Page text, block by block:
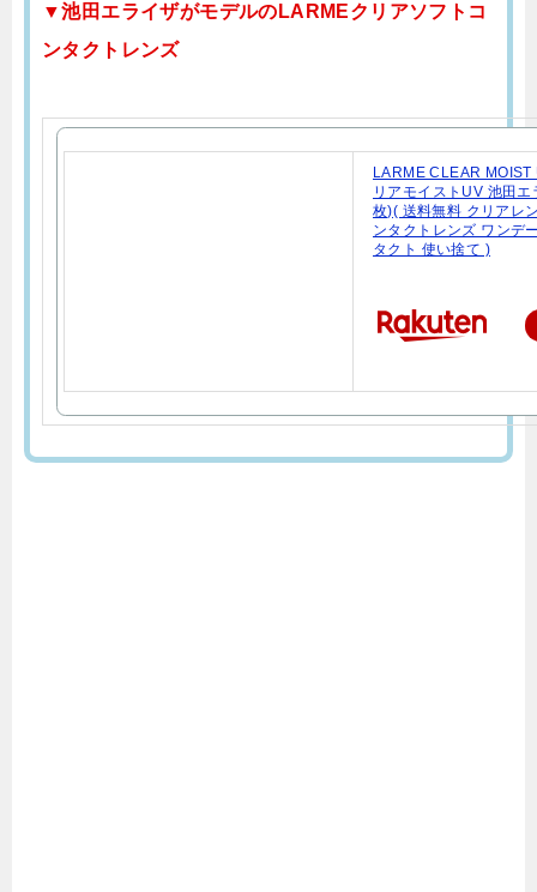
▼池田エライザがモデルのLARMEクリアソフトコ
ンタクトレンズ
LARME CLEAR MOIST
リアモイストUV 池田
枚)( 送料無料 クリアレ
ンタクトレンズ ワンデ
タクト 使い捨て )